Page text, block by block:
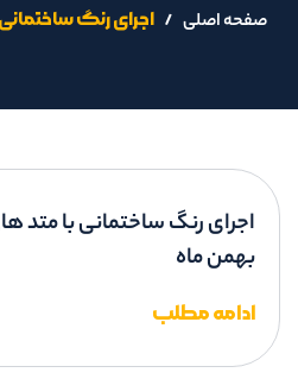
صفحه اصلی اجرای رنگ ساختمانی
بهمن ماه
ادامه مطلب